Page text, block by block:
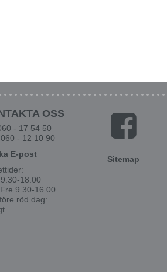
OSS
- 17 54 50
- 12 10 90
E-post
18.00
9.30-16.00
röd dag:
Sitemap